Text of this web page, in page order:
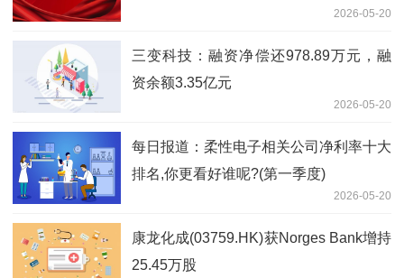
2026-05-20
三变科技：融资净偿还978.89万元，融
资余额3.35亿元
2026-05-20
每日报道：柔性电子相关公司净利率十大
排名,你更看好谁呢?(第一季度)
2026-05-20
康龙化成(03759.HK)获Norges Bank增持
25.45万股